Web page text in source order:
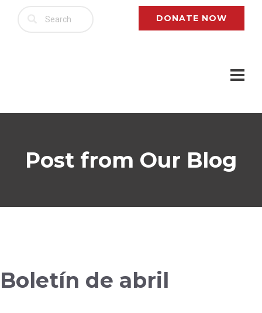
DONATE NOW
Post from Our Blog
Boletín de abril